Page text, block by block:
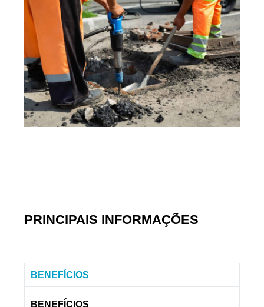
PRINCIPAIS INFORMAÇÕES
BENEFÍCIOS
BENEFÍCIOS